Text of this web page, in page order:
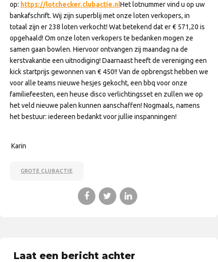
op: https://lotchecker.clubactie.nlHet lotnummer vind u op uw
bankafschrift. Wij zijn superblij met onze loten verkopers, in
totaal zijn er 238 loten verkocht! Wat betekend dat er € 571,20 is
opgehaald! Om onze loten verkopers te bedanken mogen ze
samen gaan bowlen. Hiervoor ontvangen zij maandag na de
kerstvakantie een uitnodiging! Daarnaast heeft de vereniging een
kick startprijs gewonnen van € 450!! Van de opbrengst hebben we
voor alle teams nieuwe hesjes gekocht, een bbq voor onze
familiefeesten, een heuse disco verlichtingsset en zullen we op
het veld nieuwe palen kunnen aanschaffen! Nogmaals, namens
het bestuur: iedereen bedankt voor jullie inspanningen!
Karin
GROTE CLUBACTIE
Laat een bericht achter